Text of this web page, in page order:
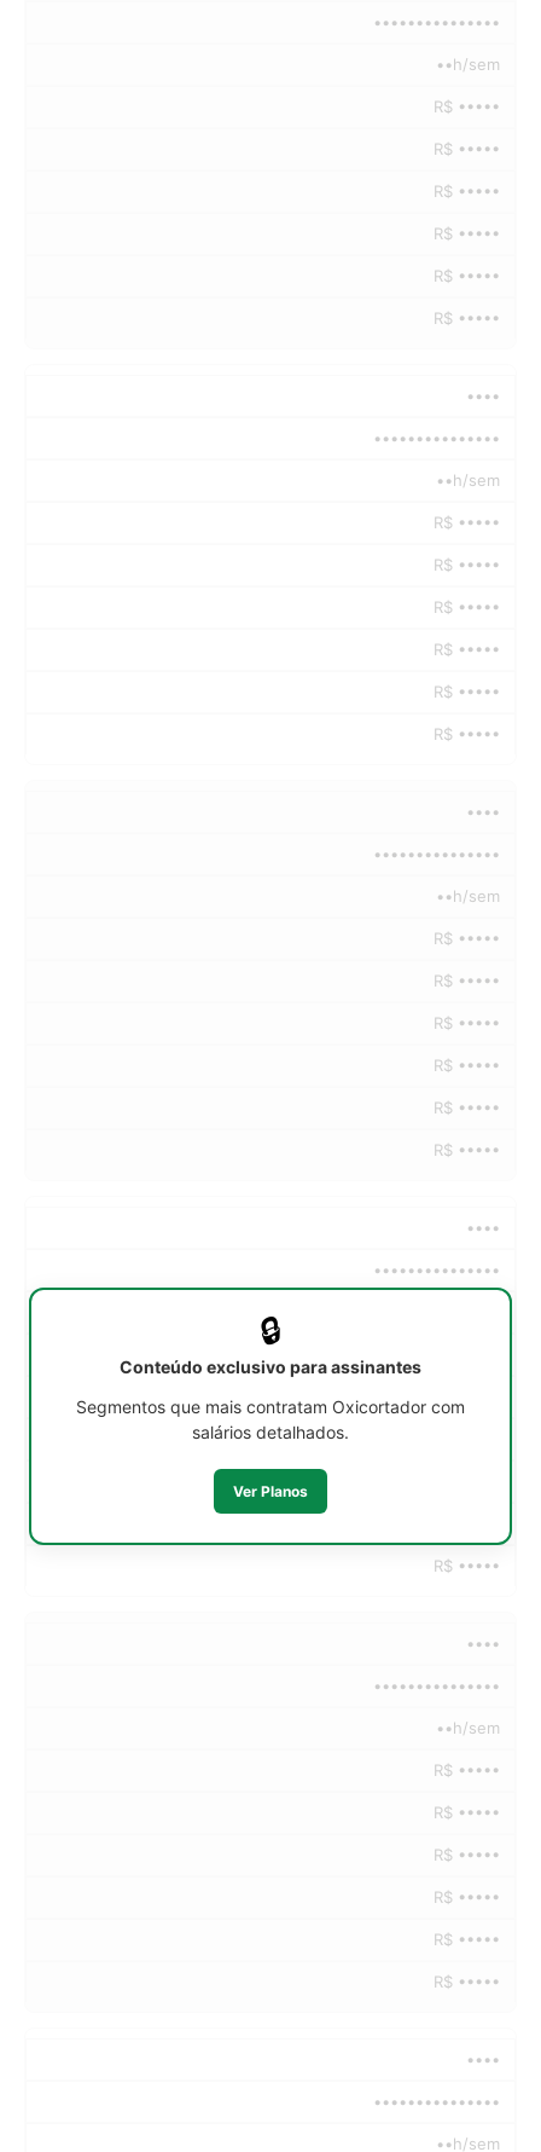
•••••••••••••••
••h/sem
R$ •••••
R$ •••••
R$ •••••
R$ •••••
R$ •••••
R$ •••••
••••
•••••••••••••••
••h/sem
R$ •••••
R$ •••••
R$ •••••
R$ •••••
R$ •••••
R$ •••••
••••
•••••••••••••••
••h/sem
R$ •••••
R$ •••••
R$ •••••
R$ •••••
R$ •••••
R$ •••••
••••
•••••••••••••••
R$ •••••
••••
•••••••••••••••
••h/sem
R$ •••••
R$ •••••
R$ •••••
R$ •••••
R$ •••••
R$ •••••
••••
•••••••••••••••
••h/sem
🔒
Conteúdo exclusivo para assinantes
Segmentos que mais contratam Oxicortador com
salários detalhados.
Ver Planos